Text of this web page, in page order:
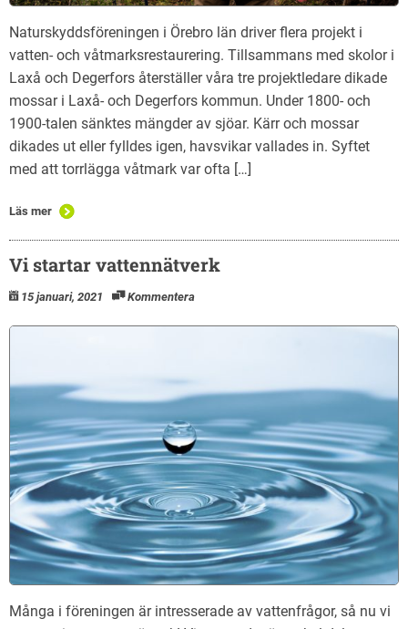
Naturskyddsföreningen i Örebro län driver flera projekt i
vatten- och våtmarksrestaurering. Tillsammans med skolor i
Laxå och Degerfors återställer våra tre projektledare dikade
mossar i Laxå- och Degerfors kommun. Under 1800- och
1900-talen sänktes mängder av sjöar. Kärr och mossar
dikades ut eller fylldes igen, havsvikar vallades in. Syftet
med att torrlägga våtmark var ofta […]
Läs mer
Vi startar vattennätverk
15 januari, 2021 Kommentera
Många i föreningen är intresserade av vattenfrågor, så nu vi